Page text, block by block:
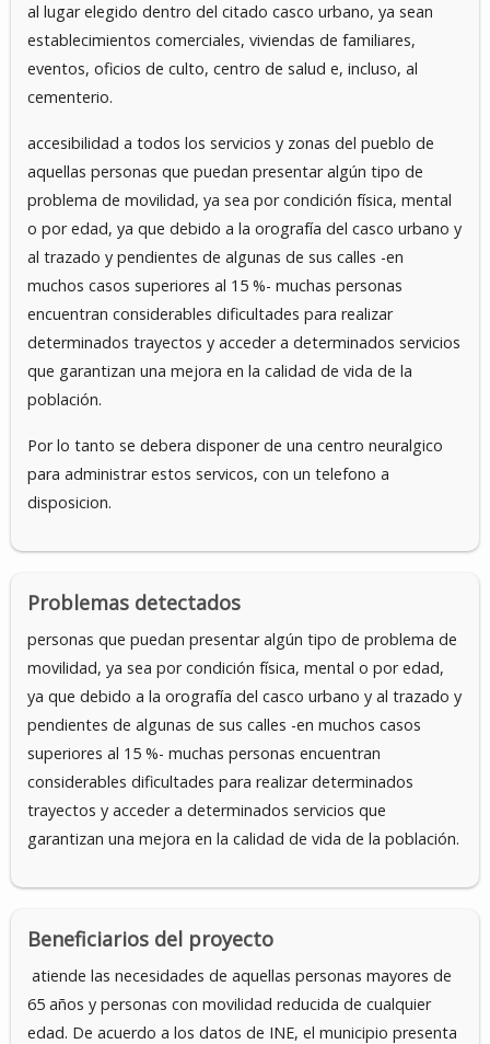
al lugar elegido dentro del citado casco urbano, ya sean
establecimientos comerciales, viviendas de familiares,
eventos, oficios de culto, centro de salud e, incluso, al
cementerio.
accesibilidad a todos los servicios y zonas del pueblo de
aquellas personas que puedan presentar algún tipo de
problema de movilidad, ya sea por condición física, mental
o por edad, ya que debido a la orografía del casco urbano y
al trazado y pendientes de algunas de sus calles -en
muchos casos superiores al 15 %- muchas personas
encuentran considerables dificultades para realizar
determinados trayectos y acceder a determinados servicios
que garantizan una mejora en la calidad de vida de la
población.
Por lo tanto se debera disponer de una centro neuralgico
para administrar estos servicos, con un telefono a
disposicion.
Problemas detectados
personas que puedan presentar algún tipo de problema de
movilidad, ya sea por condición física, mental o por edad,
ya que debido a la orografía del casco urbano y al trazado y
pendientes de algunas de sus calles -en muchos casos
superiores al 15 %- muchas personas encuentran
considerables dificultades para realizar determinados
trayectos y acceder a determinados servicios que
garantizan una mejora en la calidad de vida de la población.
Beneficiarios del proyecto
atiende las necesidades de aquellas personas mayores de
65 años y personas con movilidad reducida de cualquier
edad. De acuerdo a los datos de INE, el municipio presenta